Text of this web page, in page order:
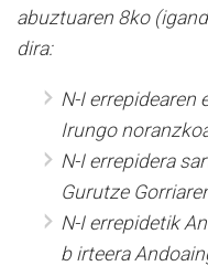
abuztuaren 8ko
dira:
N-I errepidearen
Irungo
N-I errepidera
Gurutze
N-I errepidetik
b irteera